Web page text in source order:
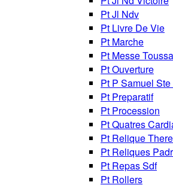
Pt Jl Ndv
Pt Livre De Vie
Pt Marche
Pt Messe
Pt Ouverture
Pt P Samuel
Pt Preparatif
Pt Procession
Pt Quatres
Pt Relique
Pt Reliques
Pt Repas Sdf
Pt Rollers